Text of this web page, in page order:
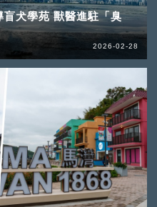
犬學苑 獸醫進駐「臭
2026-02-28